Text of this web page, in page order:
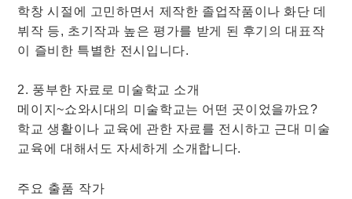
학창 시절에 고민하면서 제작한 졸업작품이나 화단 데
뷔작 등, 초기작과 높은 평가를 받게 된 후기의 대표작
이 즐비한 특별한 전시입니다.
2. 풍부한 자료로 미술학교 소개
메이지~쇼와시대의 미술학교는 어떤 곳이었을까요?
학교 생활이나 교육에 관한 자료를 전시하고 근대 미술
교육에 대해서도 자세하게 소개합니다.
주요 출품 작가